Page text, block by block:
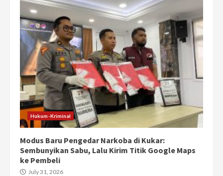
Hukum-Kriminal
Modus Baru Pengedar Narkoba di Kukar:
Sembunyikan Sabu, Lalu Kirim Titik Google Maps
ke Pembeli
July 31, 2026